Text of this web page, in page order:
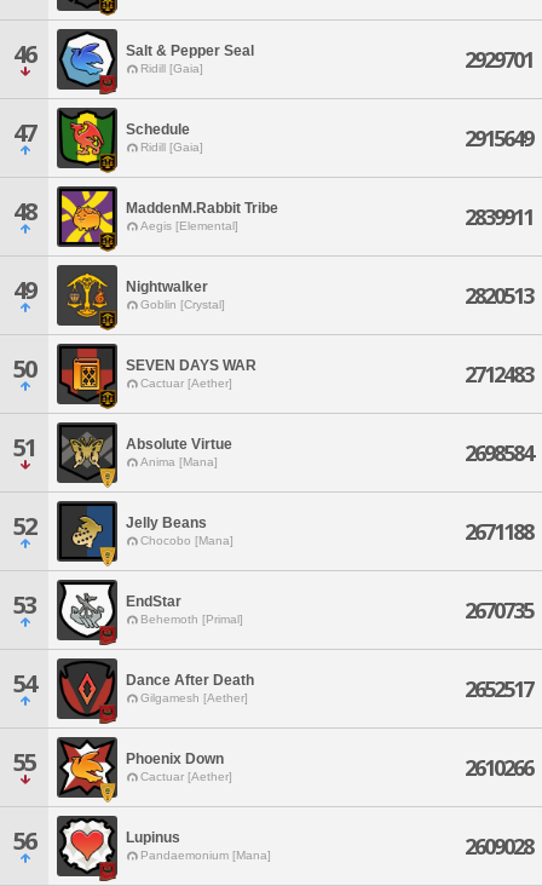
46 Salt & Pepper Seal
Ridill [Gaia] 2929701
47 Schedule
Ridill [Gaia] 2915649
48 MaddenM.Rabbit Tribe
Aegis [Elemental] 2839911
49 Nightwalker
Goblin [Crystal] 2820513
50 SEVEN DAYS WAR
Cactuar [Aether] 2712483
51 Absolute Virtue
Anima [Mana] 2698584
52 Jelly Beans
Chocobo [Mana] 2671188
53 EndStar
Behemoth [Primal] 2670735
54 Dance After Death
Gilgamesh [Aether] 2652517
55 Phoenix Down
Cactuar [Aether] 2610266
56 Lupinus
Pandaemonium [Mana] 2609028